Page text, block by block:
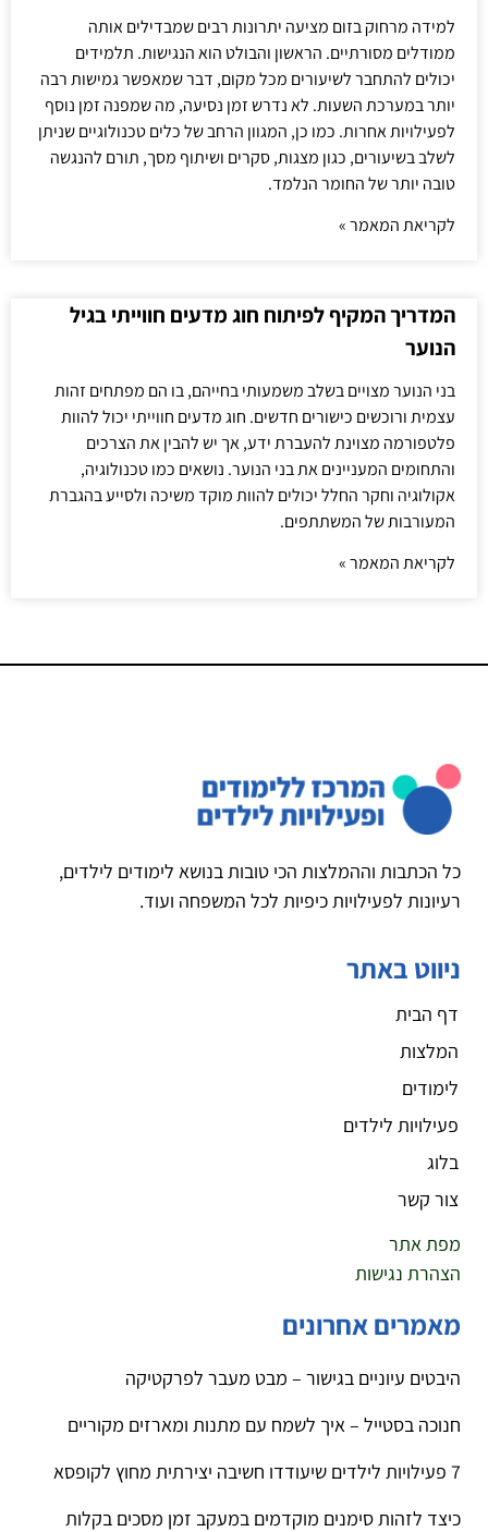
למידה מרחוק בזום מציעה יתרונות רבים שמבדילים אותה
ממודלים מסורתיים. הראשון והבולט הוא הנגישות. תלמידים
יכולים להתחבר לשיעורים מכל מקום, דבר שמאפשר גמישות רבה
יותר במערכת השעות. לא נדרש זמן נסיעה, מה שמפנה זמן נוסף
לפעילויות אחרות. כמו כן, המגוון הרחב של כלים טכנולוגיים שניתן
לשלב בשיעורים, כגון מצגות, סקרים ושיתוף מסך, תורם להנגשה
טובה יותר של החומר הנלמד.
לקריאת המאמר »
המדריך המקיף לפיתוח חוג מדעים חווייתי בגיל
הנוער
בני הנוער מצויים בשלב משמעותי בחייהם, בו הם מפתחים זהות
עצמית ורוכשים כישורים חדשים. חוג מדעים חווייתי יכול להוות
פלטפורמה מצוינת להעברת ידע, אך יש להבין את הצרכים
והתחומים המעניינים את בני הנוער. נושאים כמו טכנולוגיה,
אקולוגיה וחקר החלל יכולים להוות מוקד משיכה ולסייע בהגברת
המעורבות של המשתתפים.
לקריאת המאמר »
כל הכתבות וההמלצות הכי טובות בנושא לימודים לילדים,
רעיונות לפעילויות כיפיות לכל המשפחה ועוד.
ניווט באתר
דף הבית
המלצות
לימודים
פעילויות לילדים
בלוג
צור קשר
מפת אתר
הצהרת נגישות
מאמרים אחרונים
היבטים עיוניים בגישור – מבט מעבר לפרקטיקה
חנוכה בסטייל – איך לשמח עם מתנות ומארזים מקוריים
7 פעילויות לילדים שיעודדו חשיבה יצירתית מחוץ לקופסא
כיצד לזהות סימנים מוקדמים במעקב זמן מסכים בקלות